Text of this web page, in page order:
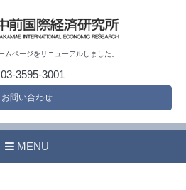
ムページをリニューアルしました。
03-3595-3001
お問い合わせ
MENU